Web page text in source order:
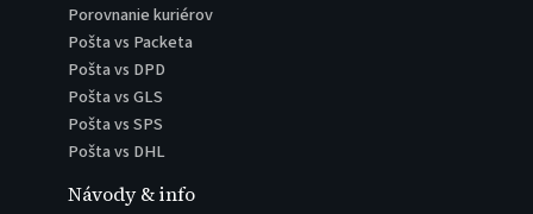
Porovnanie kuriérov
Pošta vs Packeta
Pošta vs DPD
Pošta vs GLS
Pošta vs SPS
Pošta vs DHL
Návody & info